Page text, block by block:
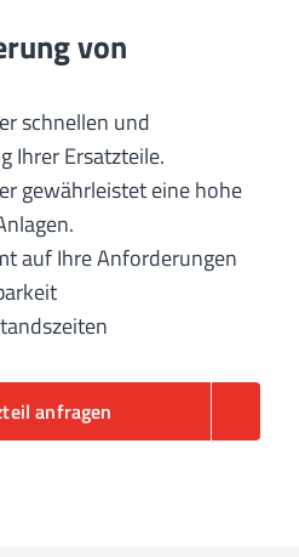
von
schnellen und
Ihrer Ersatzteile.
gewährleistet eine hohe
auf Ihre Anforderungen
anfragen